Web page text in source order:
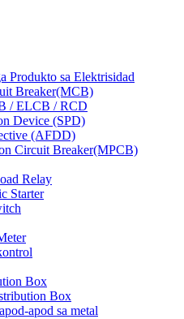
Produkto sa Elektrisidad
Breaker(MCB)
/ ELCB / RCD
Device (SPD)
(AFDD)
Circuit Breaker(MPCB)
Relay
Starter
Box
Box
apod sa metal